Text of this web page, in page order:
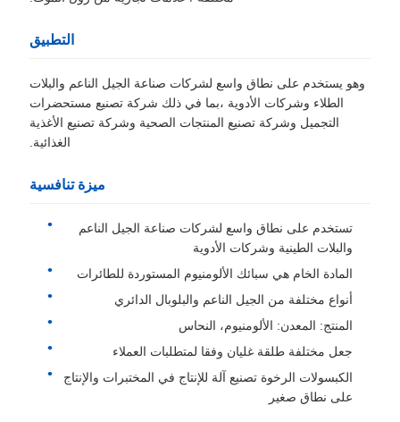
التطبيق
وهو يستخدم على نطاق واسع لشركات صناعة الجيل الناعم والبلات
الطلاء وشركات الأدوية ،بما في ذلك شركة تصنيع مستحضرات
التجميل وشركة تصنيع المنتجات الصحية وشركة تصنيع الأغذية
الغذائية.
ميزة تنافسية
تستخدم على نطاق واسع لشركات صناعة الجيل الناعم
والبلات الطينية وشركات الأدوية
المادة الخام هي سبائك الألومنيوم المستوردة للطائرات
أنواع مختلفة من الجيل الناعم والبلوبال الدائري
المنتج: المعدن: الألومنيوم، النحاس
جعل مختلفة طلقة غليان وفقا لمتطلبات العملاء
الكبسولات الرخوة تصنيع آلة للإنتاج في المختبرات والإنتاج
على نطاق صغير